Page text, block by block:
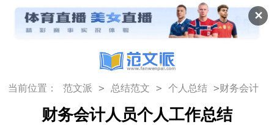
✕
当前位置： 范文派 > 总结范文 > 个人总结 >财务会计
人员个人工作总结
财务会计人员个人工作总结